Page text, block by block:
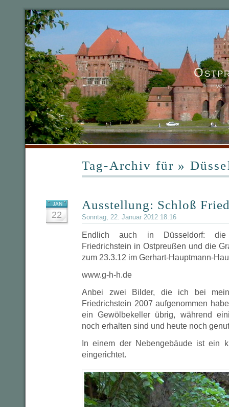
von
Tag-Archiv für »
JAN
22
Ausstellung: Schloß
Sonntag, 22. Januar 2012 18:16
Endlich auch in Düsseldorf: die
Friedrichstein in Ostpreußen und die
zum 23.3.12 im Gerhart-Hauptmann-
www.g-h-h.de
Anbei zwei Bilder, die ich bei
Friedrichstein 2007 aufgenommen
ein Gewölbekeller übrig, während
noch erhalten sind und heute noch
In einem der Nebengebäude ist ein
eingerichtet.